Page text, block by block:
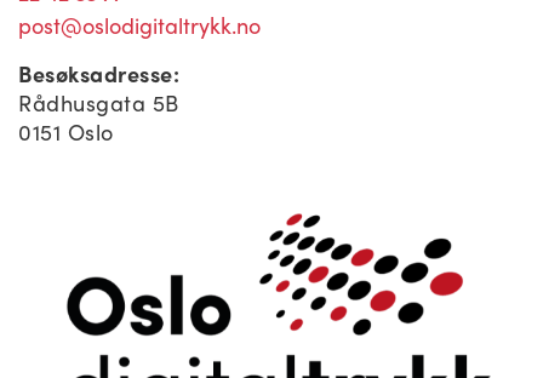
post@oslodigitaltrykk.no
Besøksadresse:
Rådhusgata 5B
0151 Oslo